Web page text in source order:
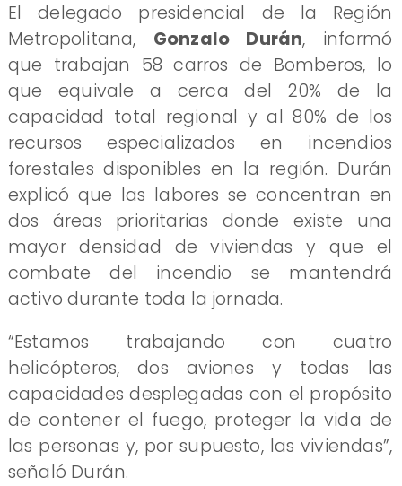
El delegado presidencial de la Región
Metropolitana, Gonzalo Durán, informó
que trabajan 58 carros de Bomberos, lo
que equivale a cerca del 20% de la
capacidad total regional y al 80% de los
recursos especializados en incendios
forestales disponibles en la región. Durán
explicó que las labores se concentran en
dos áreas prioritarias donde existe una
mayor densidad de viviendas y que el
combate del incendio se mantendrá
activo durante toda la jornada.
“Estamos trabajando con cuatro
helicópteros, dos aviones y todas las
capacidades desplegadas con el propósito
de contener el fuego, proteger la vida de
las personas y, por supuesto, las viviendas”,
señaló Durán.